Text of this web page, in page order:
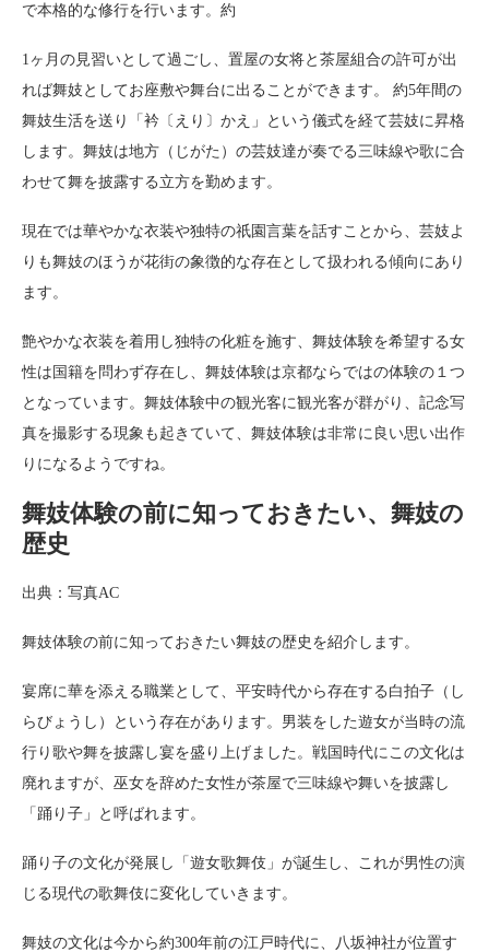
で本格的な修行を行います。約
1ヶ月の見習いとして過ごし、置屋の女将と茶屋組合の許可が出
れば舞妓としてお座敷や舞台に出ることができます。 約5年間の
舞妓生活を送り「衿〔えり〕かえ」という儀式を経て芸妓に昇格
します。舞妓は地方（じがた）の芸妓達が奏でる三味線や歌に合
わせて舞を披露する立方を勤めます。
現在では華やかな衣装や独特の祇園言葉を話すことから、芸妓よ
りも舞妓のほうが花街の象徴的な存在として扱われる傾向にあり
ます。
艶やかな衣装を着用し独特の化粧を施す、舞妓体験を希望する女
性は国籍を問わず存在し、舞妓体験は京都ならではの体験の１つ
となっています。舞妓体験中の観光客に観光客が群がり、記念写
真を撮影する現象も起きていて、舞妓体験は非常に良い思い出作
りになるようですね。
舞妓体験の前に知っておきたい、舞妓の
歴史
出典：写真AC
舞妓体験の前に知っておきたい舞妓の歴史を紹介します。
宴席に華を添える職業として、平安時代から存在する白拍子（し
らびょうし）という存在があります。男装をした遊女が当時の流
行り歌や舞を披露し宴を盛り上げました。戦国時代にこの文化は
廃れますが、巫女を辞めた女性が茶屋で三味線や舞いを披露し
「踊り子」と呼ばれます。
踊り子の文化が発展し「遊女歌舞伎」が誕生し、これが男性の演
じる現代の歌舞伎に変化していきます。
舞妓の文化は今から約300年前の江戸時代に、八坂神社が位置す